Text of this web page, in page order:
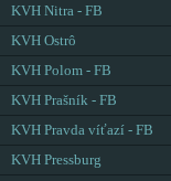
KVH Nitra - FB
KVH Ostrô
KVH Polom - FB
KVH Prašník - FB
KVH Pravda víťazí - FB
KVH Pressburg